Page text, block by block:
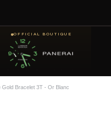
OFFICIAL BOUTIQUE
Gold Bracelet 3T - Or Blanc